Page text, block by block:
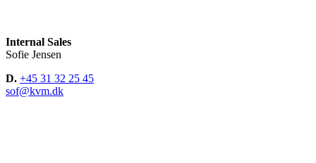
Internal Sales
Sofie Jensen
D. +45 31 32 25 45
sof@kvm.dk